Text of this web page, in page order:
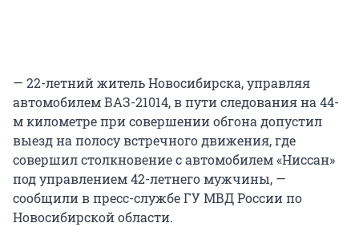
— 22-летний житель Новосибирска, управляя
автомобилем ВАЗ-21014, в пути следования на 44-
м километре при совершении обгона допустил
выезд на полосу встречного движения, где
совершил столкновение с автомобилем «Ниссан»
под управлением 42-летнего мужчины, —
сообщили в пресс-службе ГУ МВД России по
Новосибирской области.